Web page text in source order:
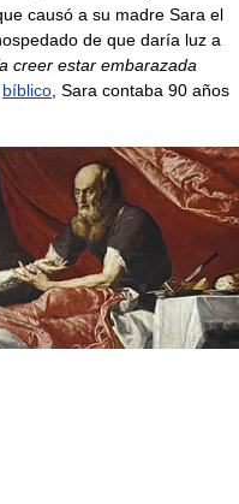
causó a su madre Sara el
de que daría luz a
creer estar embarazada
bíblico , Sara contaba 90 años